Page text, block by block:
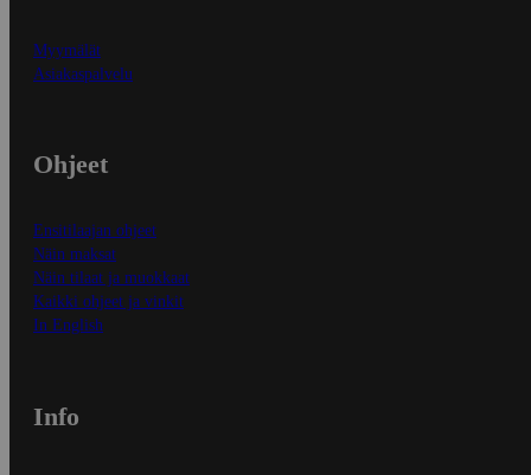
Myymälät
Asiakaspalvelu
Ohjeet
Ensitilaajan ohjeet
Näin maksat
Näin tilaat ja muokkaat
Kaikki ohjeet ja vinkit
In English
Info